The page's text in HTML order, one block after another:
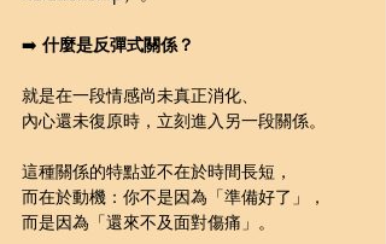
➡️ 什麼是反彈式關係？
就是在一段情感尚未真正消化、
內心還未復原時，立刻進入另一段關係。
這種關係的特點並不在於時間長短，
而在於動機：你不是因為「準備好了」，
而是因為「還來不及面對傷痛」。